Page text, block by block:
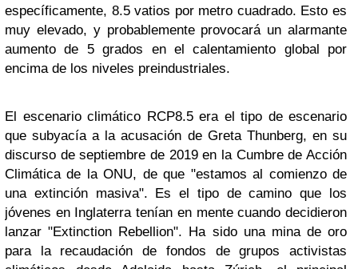
específicamente, 8.5 vatios por metro cuadrado. Esto es
muy elevado, y probablemente provocará un alarmante
aumento de 5 grados en el calentamiento global por
encima de los niveles preindustriales.
El escenario climático RCP8.5 era el tipo de escenario
que subyacía a la acusación de Greta Thunberg, en su
discurso de septiembre de 2019 en la Cumbre de Acción
Climática de la ONU, de que "estamos al comienzo de
una extinción masiva". Es el tipo de camino que los
jóvenes en Inglaterra tenían en mente cuando decidieron
lanzar "Extinction Rebellion". Ha sido una mina de oro
para la recaudación de fondos de grupos activistas